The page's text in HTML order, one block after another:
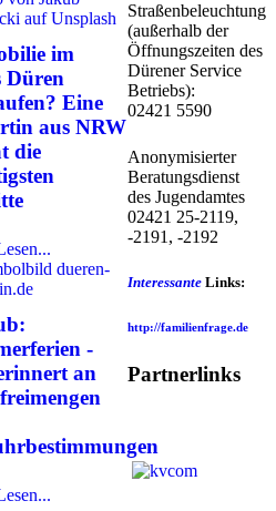
im
Düren
Eine
aus NRW
die
-
an
Straßenbeleuchtung
(außerhalb der
Öffnungszeiten des
Dürener Service
Betriebs):
02421 5590
Anonymisierter
Beratungsdienst
des Jugendamtes
02421 25-2119,
-2191, -2192
InteressanteLinks:
http://familienfrage.de
Partnerlinks